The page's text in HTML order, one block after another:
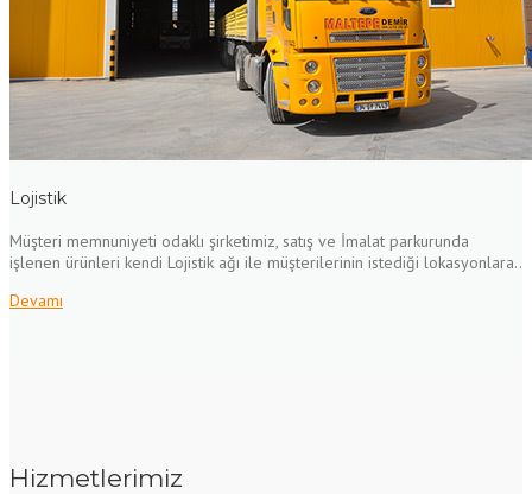
Lojistik
Müşteri memnuniyeti odaklı şirketimiz, satış ve İmalat parkurunda
işlenen ürünleri kendi Lojistik ağı ile müşterilerinin istediği lokasyonlara..
Devamı
Hizmetlerimiz